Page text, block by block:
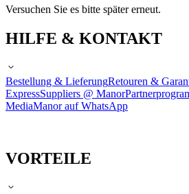
Versuchen Sie es bitte später erneut.
HILFE & KONTAKT
Bestellung & LieferungRetouren &
ExpressSuppliers @ Manor
MediaManor auf WhatsApp
VORTEILE